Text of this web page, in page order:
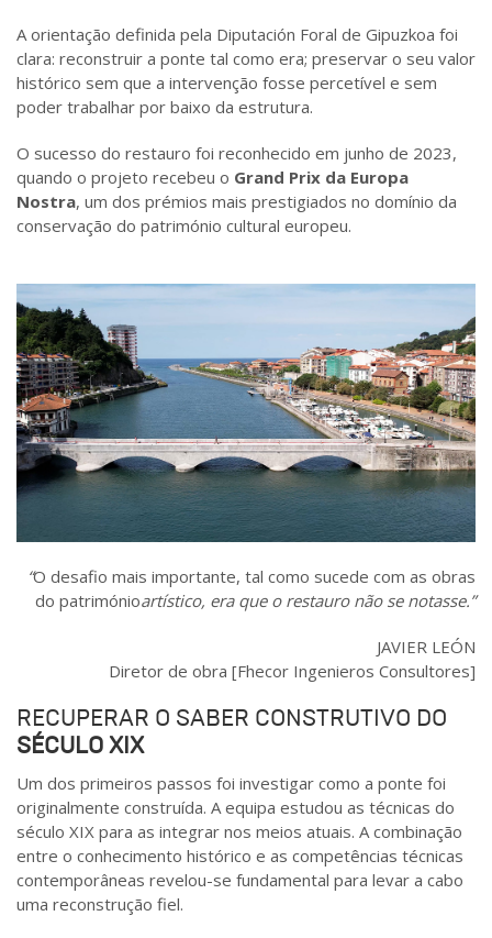
A orientação definida pela Diputación Foral de Gipuzkoa foi
clara: reconstruir a ponte tal como era; preservar o seu valor
histórico sem que a intervenção fosse percetível e sem
poder trabalhar por baixo da estrutura.
O sucesso do restauro foi reconhecido em junho de 2023,
quando o projeto recebeu o Grand Prix da Europa
Nostra, um dos prémios mais prestigiados no domínio da
conservação do património cultural europeu.
“O desafio mais importante, tal como sucede com as obras
do patrimónioartístico, era que o restauro não se notasse.”
JAVIER LEÓN
Diretor de obra [Fhecor Ingenieros Consultores]
RECUPERAR O SABER CONSTRUTIVO DO
SÉCULO XIX
Um dos primeiros passos foi investigar como a ponte foi
originalmente construída. A equipa estudou as técnicas do
século XIX para as integrar nos meios atuais. A combinação
entre o conhecimento histórico e as competências técnicas
contemporâneas revelou-se fundamental para levar a cabo
uma reconstrução fiel.